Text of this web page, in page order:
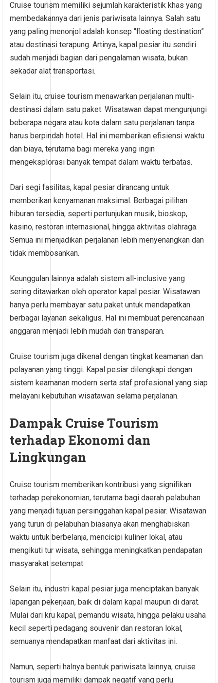
Cruise tourism memiliki sejumlah karakteristik khas yang
membedakannya dari jenis pariwisata lainnya. Salah satu
yang paling menonjol adalah konsep “floating destination”
atau destinasi terapung. Artinya, kapal pesiar itu sendiri
sudah menjadi bagian dari pengalaman wisata, bukan
sekadar alat transportasi.
Selain itu, cruise tourism menawarkan perjalanan multi-
destinasi dalam satu paket. Wisatawan dapat mengunjungi
beberapa negara atau kota dalam satu perjalanan tanpa
harus berpindah hotel. Hal ini memberikan efisiensi waktu
dan biaya, terutama bagi mereka yang ingin
mengeksplorasi banyak tempat dalam waktu terbatas.
Dari segi fasilitas, kapal pesiar dirancang untuk
memberikan kenyamanan maksimal. Berbagai pilihan
hiburan tersedia, seperti pertunjukan musik, bioskop,
kasino, restoran internasional, hingga aktivitas olahraga.
Semua ini menjadikan perjalanan lebih menyenangkan dan
tidak membosankan.
Keunggulan lainnya adalah sistem all-inclusive yang
sering ditawarkan oleh operator kapal pesiar. Wisatawan
hanya perlu membayar satu paket untuk mendapatkan
berbagai layanan sekaligus. Hal ini membuat perencanaan
anggaran menjadi lebih mudah dan transparan.
Cruise tourism juga dikenal dengan tingkat keamanan dan
pelayanan yang tinggi. Kapal pesiar dilengkapi dengan
sistem keamanan modern serta staf profesional yang siap
melayani kebutuhan wisatawan selama perjalanan.
Dampak Cruise Tourism
terhadap Ekonomi dan
Lingkungan
Cruise tourism memberikan kontribusi yang signifikan
terhadap perekonomian, terutama bagi daerah pelabuhan
yang menjadi tujuan persinggahan kapal pesiar. Wisatawan
yang turun di pelabuhan biasanya akan menghabiskan
waktu untuk berbelanja, mencicipi kuliner lokal, atau
mengikuti tur wisata, sehingga meningkatkan pendapatan
masyarakat setempat.
Selain itu, industri kapal pesiar juga menciptakan banyak
lapangan pekerjaan, baik di dalam kapal maupun di darat.
Mulai dari kru kapal, pemandu wisata, hingga pelaku usaha
kecil seperti pedagang souvenir dan restoran lokal,
semuanya mendapatkan manfaat dari aktivitas ini.
Namun, seperti halnya bentuk pariwisata lainnya, cruise
tourism juga memiliki dampak negatif yang perlu